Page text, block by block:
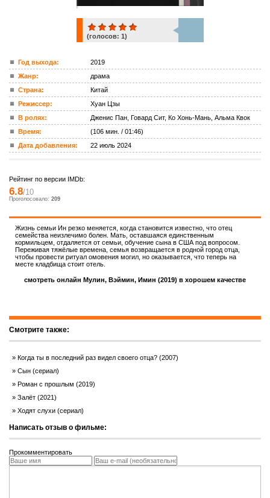
ком.
(голосов: 1)
Год выхода:
2019
Жанр:
драма
Страна:
Китай
Режиссер:
Хуан Цзы
В ролях:
Дженис Пан, Говард Сит, Ко Хонь-Мань, Альма Квок
Время:
(106 мин. / 01:46)
Дата добавления:
22 июль 2024
Рейтинг по версии IMDb:
6.8/10
Проголосовало: 209
Жизнь семьи Ин резко меняется, когда становится известно, что отец
семейства неизлечимо болен. Мать, оставшаяся единственным
кормильцем, отдаляется от семьи, обучение сына в США под вопросом.
Переживая тяжёлые времена, семья возвращается в родной город отца,
чтобы провести ритуал омовения могил, но оказывается, что теперь на
месте кладбища стоит отель.
смотреть онлайн Мулин, Вэймин, Имин (2019) в хорошем качестве
Смотрите также:
Когда ты в последний раз видел своего отца? (2007)
Сын (сериал)
Роман с прошлым (2019)
Залёт (2021)
Ходят слухи (сериал)
Написать отзыв о фильме:
Прокомментировать